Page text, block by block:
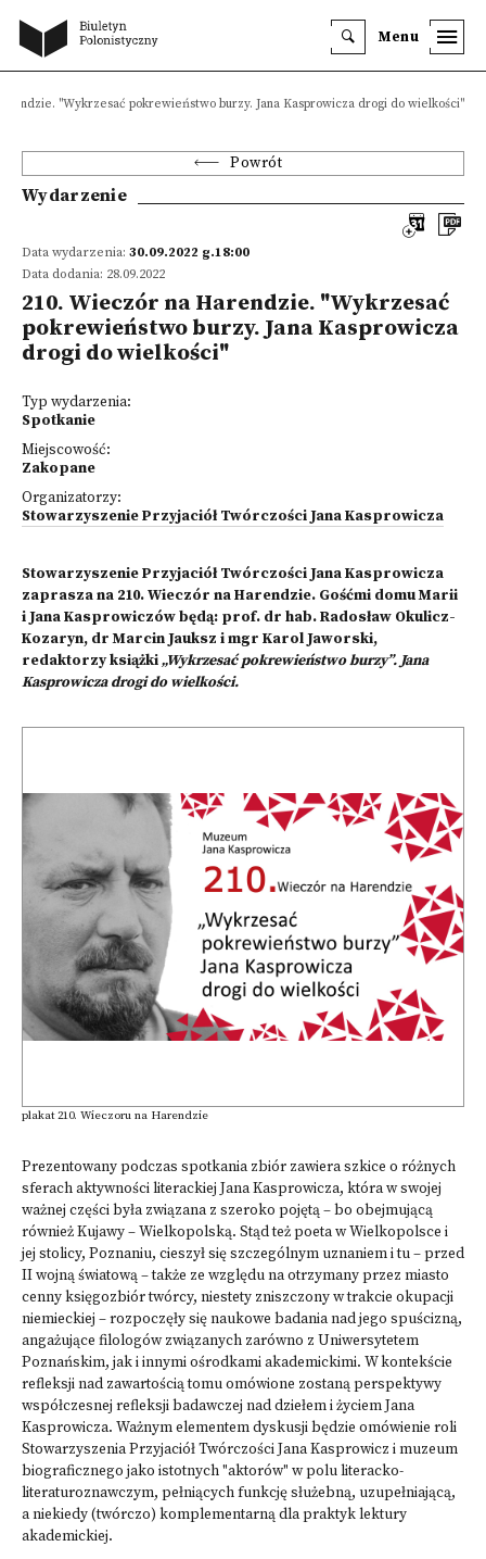
Menu
"Wykrzesać pokrewieństwo burzy. Jana Kasprowicza drogi do wielkości"
Powrót
Wydarzenie
Data wydarzenia: 30.09.2022 g.18:00
Data dodania: 28.09.2022
210. Wieczór na Harendzie. "Wykrzesać
pokrewieństwo burzy. Jana Kasprowicza
drogi do wielkości"
Typ wydarzenia:
Spotkanie
Miejscowość:
Zakopane
Organizatorzy:
Stowarzyszenie Przyjaciół Twórczości Jana Kasprowicza
Stowarzyszenie Przyjaciół Twórczości Jana Kasprowicza
zaprasza na 210. Wieczór na Harendzie. Gośćmi domu Marii
i Jana Kasprowiczów będą: prof. dr hab. Radosław Okulicz-
Kozaryn, dr Marcin Jauksz i mgr Karol Jaworski,
redaktorzy książki„Wykrzesać pokrewieństwo burzy”. Jana
Kasprowicza drogi do wielkości.
plakat 210. Wieczoru na Harendzie
Prezentowany podczas spotkania zbiór zawiera szkice o różnych
sferach aktywności literackiej Jana Kasprowicza, która w swojej
ważnej części była związana z szeroko pojętą – bo obejmującą
również Kujawy – Wielkopolską. Stąd też poeta w Wielkopolsce i
jej stolicy, Poznaniu, cieszył się szczególnym uznaniem i tu – przed
II wojną światową – także ze względu na otrzymany przez miasto
cenny księgozbiór twórcy, niestety zniszczony w trakcie okupacji
niemieckiej – rozpoczęły się naukowe badania nad jego spuścizną,
angażujące filologów związanych zarówno z Uniwersytetem
Poznańskim, jak i innymi ośrodkami akademickimi. W kontekście
refleksji nad zawartością tomu omówione zostaną perspektywy
współczesnej refleksji badawczej nad dziełem i życiem Jana
Kasprowicza. Ważnym elementem dyskusji będzie omówienie roli
Stowarzyszenia Przyjaciół Twórczości Jana Kasprowicz i muzeum
biograficznego jako istotnych "aktorów" w polu literacko-
literaturoznawczym, pełniących funkcję służebną, uzupełniającą,
a niekiedy (twórczo) komplementarną dla praktyk lektury
akademickiej.